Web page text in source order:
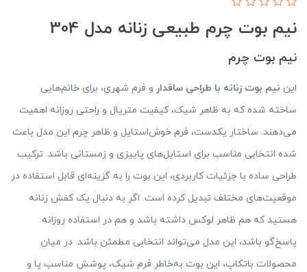
نیم بوت چرم طبیعی زنانه مدل 304
نیم بوت چرم
این نیم بوت زنانه با طراحی ساقدار و فرم شهری، برای خانم‌هایی
ساخته شده که به ظاهر شیک، کیفیت متریال و راحتی روزانه اهمیت
می‌دهند. ساختار یکدست، فرم خوش‌استایل و ظاهر چرم این مدل باعث
شده انتخابی مناسب برای استایل‌های پاییزی و زمستانی باشد. ترکیب
طراحی ساده با جزئیات کاربردی، این بوت را به گزینه‌ای قابل استفاده در
موقعیت‌های مختلف تبدیل کرده است. اگر به دنبال یک کفش زنانه
هستید که هم ظاهر لوکس داشته باشد و هم در استفاده روزانه
پاسخ‌گو باشد، این مدل می‌تواند انتخابی مطمئن باشد. در میان
محصولات باتکاپ، این بوت به‌خاطر فرم شیک، پوشش مناسب پا و